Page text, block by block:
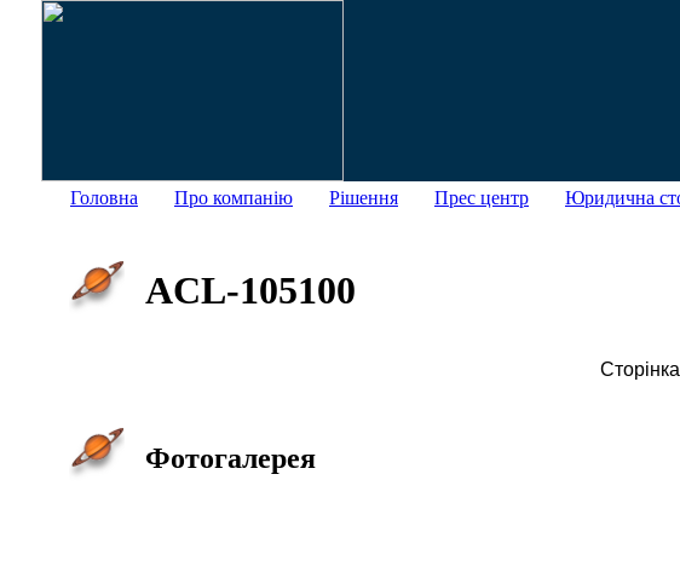
Головна Про компанію Рішення Прес центр Юридична
ACL-105100
Фотогалерея